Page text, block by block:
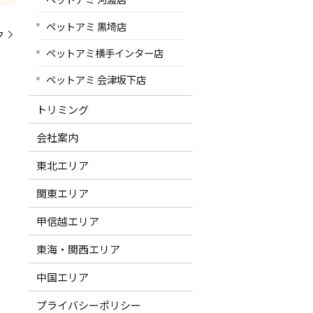
ペットアミ 黒埼店
ペットアミ横手インター店
ペットアミ 会津坂下店
トリミング
会社案内
東北エリア
関東エリア
甲信越エリア
東海・関西エリア
中国エリア
プライバシーポリシー